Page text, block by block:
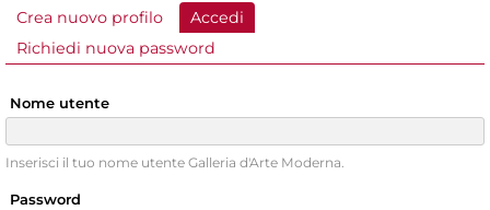
Schede primarie
Crea nuovo profilo Accedi
Richiedi nuova password
Nome utente
Inserisci il tuo nome utente Galleria d'Arte Moderna.
Password